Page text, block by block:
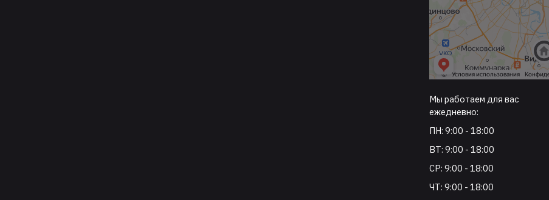
Мы работаем для вас
ежедневно:
ПН: 9:00 - 18:00
ВТ: 9:00 - 18:00
СР: 9:00 - 18:00
ЧТ: 9:00 - 18:00